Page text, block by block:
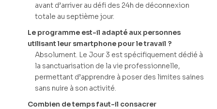
avant d’arriver au défi des 24h de déconnexion
totale au septième jour.
Le programme est-il adapté aux personnes
utilisant leur smartphone pour le travail ?
Absolument. Le Jour 3 est spécifiquement dédié à
la sanctuarisation de la vie professionnelle,
permettant d’apprendre à poser des limites saines
sans nuire à son activité.
Combien de temps faut-il consacrer